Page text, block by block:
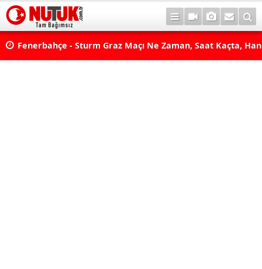
Fenerbahçe - Sturm Graz Maçı Ne Zaman, Saat Kaçta,